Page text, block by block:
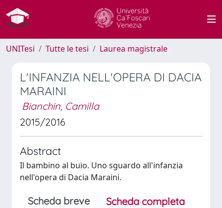
UNITesi Tutte le tesi Laurea magistrale
L'INFANZIA NELL'OPERA DI DACIA
MARAINI
Bianchin, Camilla
2015/2016
Abstract
Il bambino al buio. Uno sguardo all'infanzia
nell'opera di Dacia Maraini.
Scheda breve
Scheda completa